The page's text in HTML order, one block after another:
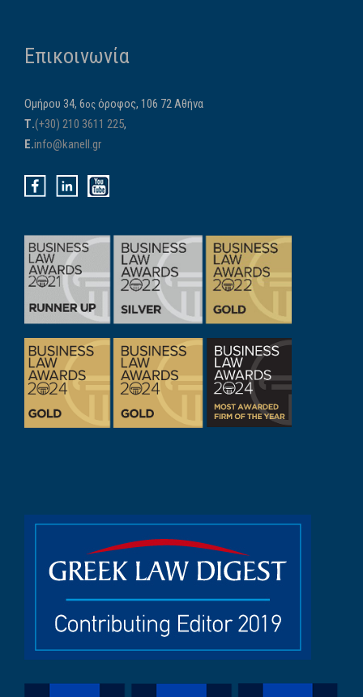
Επικοινωνία
Ομήρου 34, 6ος όροφος, 106 72 Αθήνα
Τ.(+30) 210 3611 225,
E.info@kanell.gr